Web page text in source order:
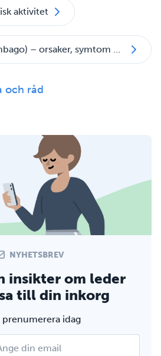
aktivitet
och råd
NYHETSBREV
insikter om leder
till din inkorg
prenumerera idag